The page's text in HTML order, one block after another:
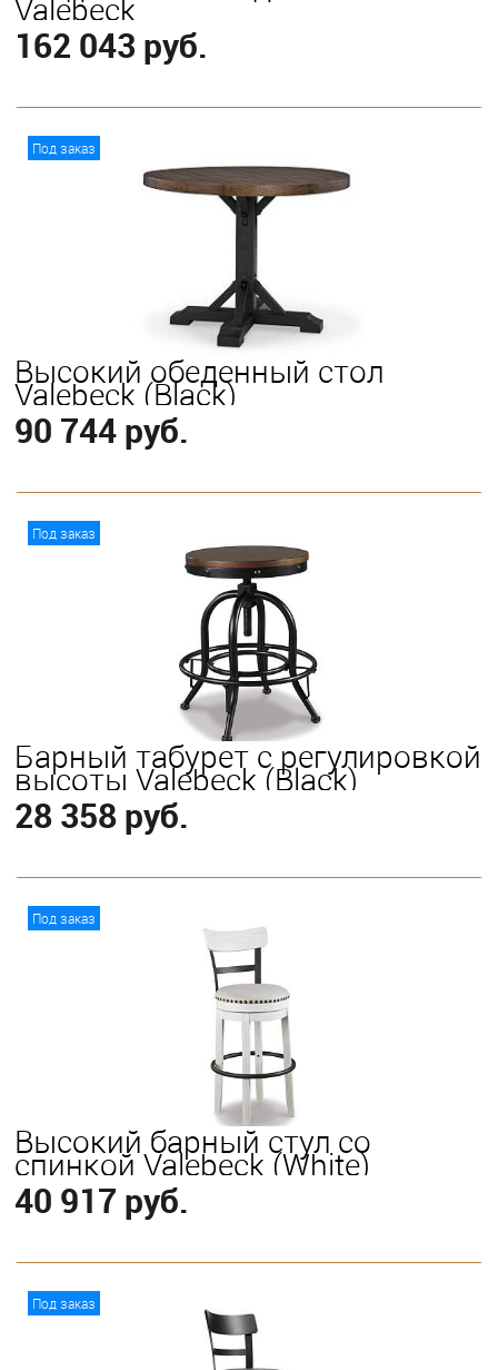
Valebeck
162 043 руб.
Под заказ
Высокий обеденный стол
Valebeck (Black)
90 744 руб.
Под заказ
Барный табурет с регулировкой
высоты Valebeck (Black)
28 358 руб.
Под заказ
Высокий барный стул со
спинкой Valebeck (White)
40 917 руб.
Под заказ